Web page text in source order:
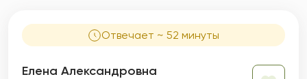
Отвечает ~ 52 минуты
Елена Александровна